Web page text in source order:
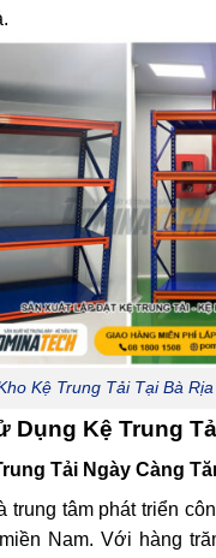
Kệ Trung Tải Tại Bà
Dụng Kệ Trung
Tải Ngày Càng
trung tâm phát triển
Nam. Với hàng